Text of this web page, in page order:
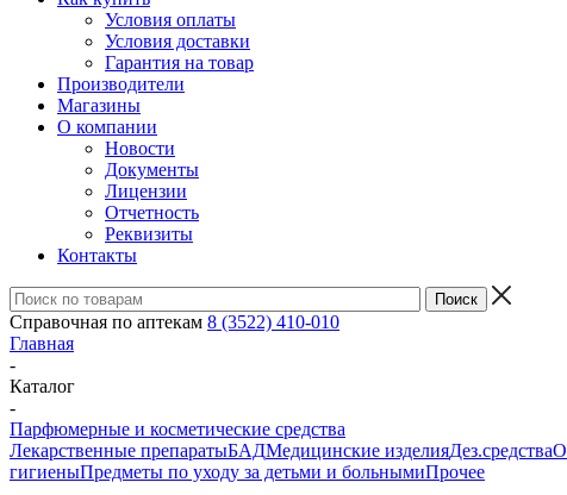
Условия оплаты
Условия доставки
Гарантия на товар
Производители
Магазины
О компании
Новости
Документы
Лицензии
Отчетность
Реквизиты
Контакты
Справочная по аптекам 8 (3522) 410-010
Главная
-
Каталог
-
Парфюмерные и косметические средства
Лекарственные препаратыБАДМедицинские изделияДез.средства
гигиеныПредметы по уходу за детьми и больнымиПрочее